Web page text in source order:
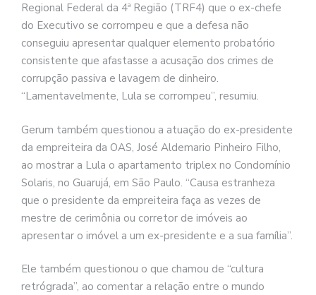
Regional Federal da 4ª Região (TRF4) que o ex-chefe
do Executivo se corrompeu e que a defesa não
conseguiu apresentar qualquer elemento probatório
consistente que afastasse a acusação dos crimes de
corrupção passiva e lavagem de dinheiro.
“Lamentavelmente, Lula se corrompeu”, resumiu.
Gerum também questionou a atuação do ex-presidente
da empreiteira da OAS, José Aldemario Pinheiro Filho,
ao mostrar a Lula o apartamento triplex no Condomínio
Solaris, no Guarujá, em São Paulo. “Causa estranheza
que o presidente da empreiteira faça as vezes de
mestre de cerimônia ou corretor de imóveis ao
apresentar o imóvel a um ex-presidente e a sua família”.
Ele também questionou o que chamou de “cultura
retrógrada”, ao comentar a relação entre o mundo